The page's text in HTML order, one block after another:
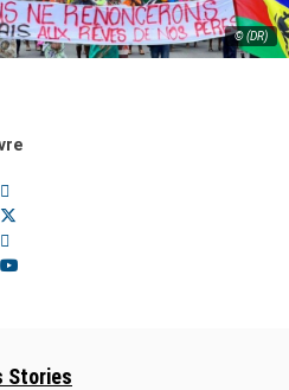
© (DR)
Stories